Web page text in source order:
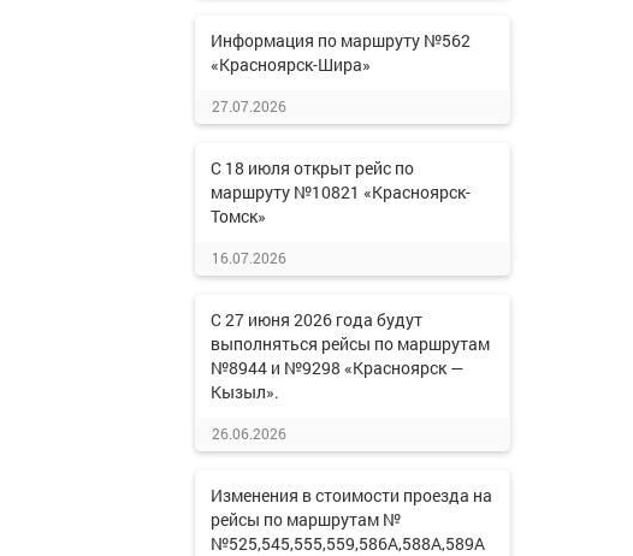
Информация по маршруту №562
«Красноярск-Шира»
27.07.2026
С 18 июля открыт рейс по
маршруту №10821 «Красноярск-
Томск»
16.07.2026
С 27 июня 2026 года будут
выполняться рейсы по маршрутам
№8944 и №9298 «Красноярск —
Кызыл».
26.06.2026
Изменения в стоимости проезда на
рейсы по маршрутам №
№525,545,555,559,586А,588А,589А